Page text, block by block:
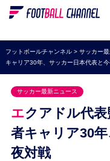
WEリーグ
海外サッカー
プレミアリーグ
ラ・リーガ
セリエA
ブンデスリーガ
フットボールチャンネル> サッカー
キャリア30年、サッカー日本代表と
サッカー最新ニュース
エクアドル代表監督は何者？ 南米で指導
者キャリア30
夜対戦